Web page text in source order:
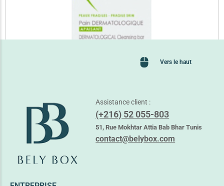
ADERMA PAIN DERMATOLOGIQUE APAISANT
25,000TND
Lire la suite
Vers le haut
Assistance client :
(+216) 52 055-803
51, Rue Mokhtar Attia Bab Bhar Tunis
contact@belybox.com